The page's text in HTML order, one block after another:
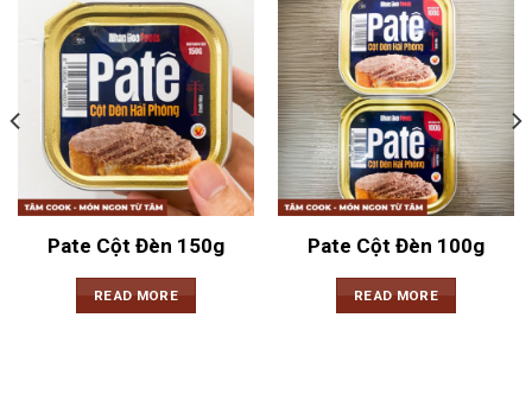
Pate Cột Đèn 150g
READ MORE
Pate Cột Đèn 100g
READ MORE